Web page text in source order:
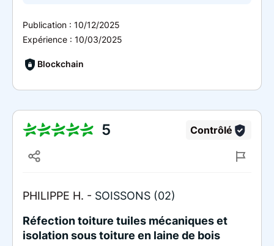
Publication : 10/12/2025
Expérience : 10/03/2025
Blockchain
5 Contrôlé
PHILIPPE H. - SOISSONS (02)
Réfection toiture tuiles mécaniques et
isolation sous toiture en laine de bois